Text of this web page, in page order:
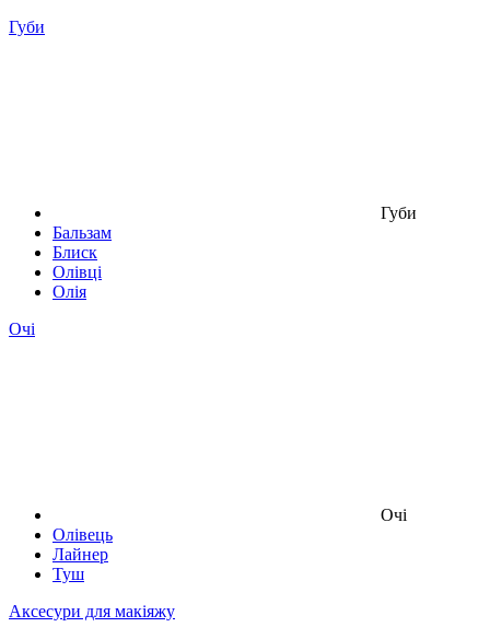
Губи
Губи
Бальзам
Блиск
Олівці
Олія
Очі
Очі
Олівець
Лайнер
Туш
Аксесури для макіяжу